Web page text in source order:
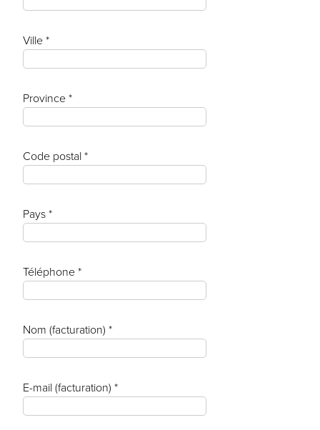
Ville *
Province *
Code postal *
Pays *
Téléphone *
Nom (facturation) *
E-mail (facturation) *